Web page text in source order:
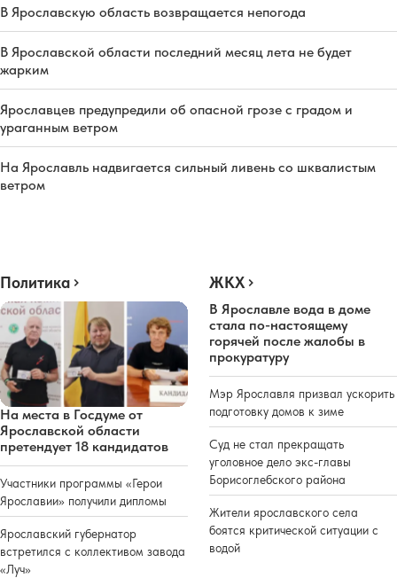
В Ярославскую область возвращается непогода
В Ярославской области последний месяц лета не будет
жарким
Ярославцев предупредили об опасной грозе с градом и
ураганным ветром
На Ярославль надвигается сильный ливень со шквалистым
ветром
Политика
На места в Госдуме от
Ярославской области
претендует 18 кандидатов
Участники программы «Герои
Ярославии» получили дипломы
Ярославский губернатор
встретился с коллективом завода
«Луч»
ЖКХ
В Ярославле вода в доме
стала по-настоящему
горячей после жалобы в
прокуратуру
Мэр Ярославля призвал ускорить
подготовку домов к зиме
Суд не стал прекращать
уголовное дело экс-главы
Борисоглебского района
Жители ярославского села
боятся критической ситуации с
водой